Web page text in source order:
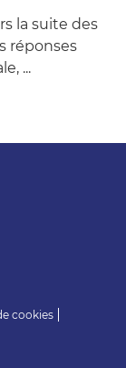
la suite des
réponses
...
cookies